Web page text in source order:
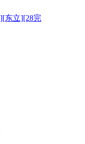
东立][28完